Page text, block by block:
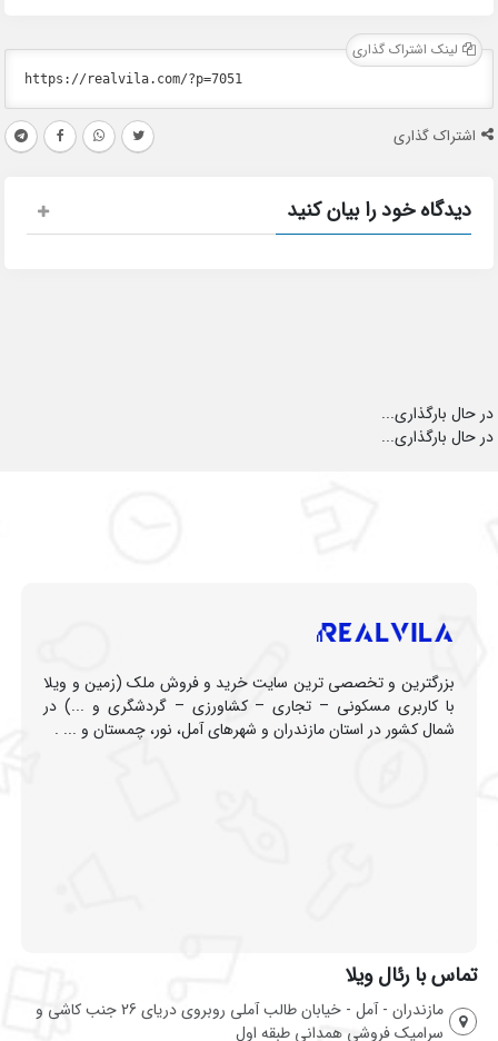
لینک اشتراک گذاری
اشتراک گذاری
دیدگاه خود را بیان کنید
در حال بارگذاری...
در حال بارگذاری...
بزرگترین و تخصصی ترین سایت خرید و فروش ملک (زمین و ویلا
با کاربری مسکونی – تجاری – کشاورزی – گردشگری و ...) در
شمال کشور در استان مازندران و شهرهای آمل، نور، چمستان و ... .
تماس با رئال ویلا
مازندران - آمل - خیابان طالب آملی روبروی دریای 26 جنب کاشی و
سرامیک فروشی همدانی طبقه اول